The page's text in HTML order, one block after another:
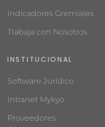
Indicadores Gremiales
Trabaja con Nosotros
INSTITUCIONAL
Software Jurídico
Intranet Mykyo
Proveedores